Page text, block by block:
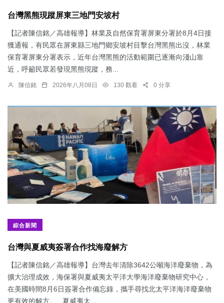
台灣黑熊現蹤屏東三地門安坡村
【記者陳信銘／高雄報導】林業及自然保育署屏東分署於8月4日接
獲通報，有民眾在屏東縣三地門鄉安坡村目擊台灣黑熊出沒，林業
保育署屏東分署表示，近年台灣黑熊的活動範圍已逐漸向淺山靠
近，呼籲民眾若發現黑熊現蹤，務...
陳信銘 2026年八月08日 130 觀看 0 分享
綜合新聞
台灣與夏威夷簽署合作找海廢解方
【記者陳信銘／高雄報導】台灣去年清除3642公噸海洋廢棄物，為
擴大治理成效，海保署與夏威夷太平洋大學海洋廢棄物研究中心，
在美國時間8月6日簽署合作備忘錄，攜手尋找北太平洋海洋廢棄物
更有效的解方。 夏威夷太...